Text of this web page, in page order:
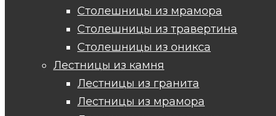
Столешницы из мрамора
Столешницы из травертина
Столешницы из оникса
Лестницы из камня
Лестницы из гранита
Лестницы из мрамора